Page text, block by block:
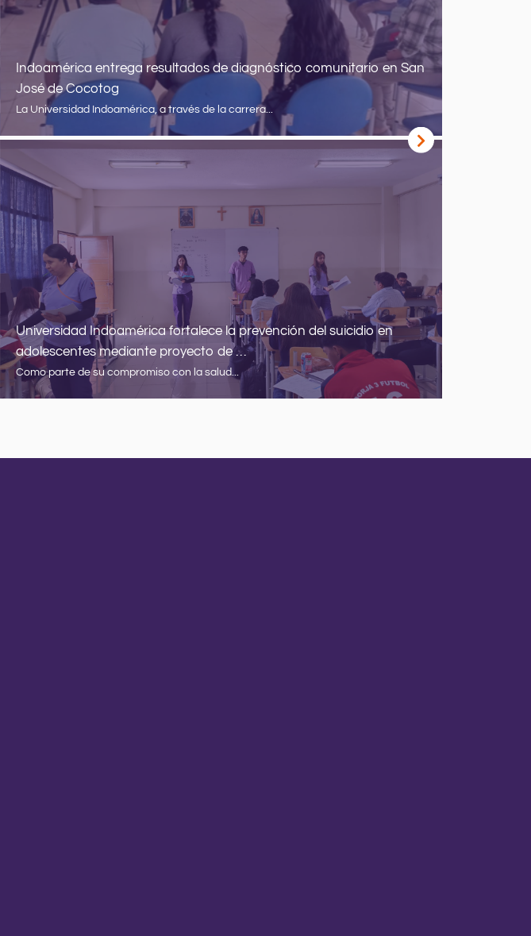
Indoamérica entrega resultados de diagnóstico comunitario en San
José de Cocotog
La Universidad Indoamérica, a través de la carrera...
Universidad Indoamérica fortalece la prevención del suicidio en
adolescentes mediante proyecto de …
Como parte de su compromiso con la salud...